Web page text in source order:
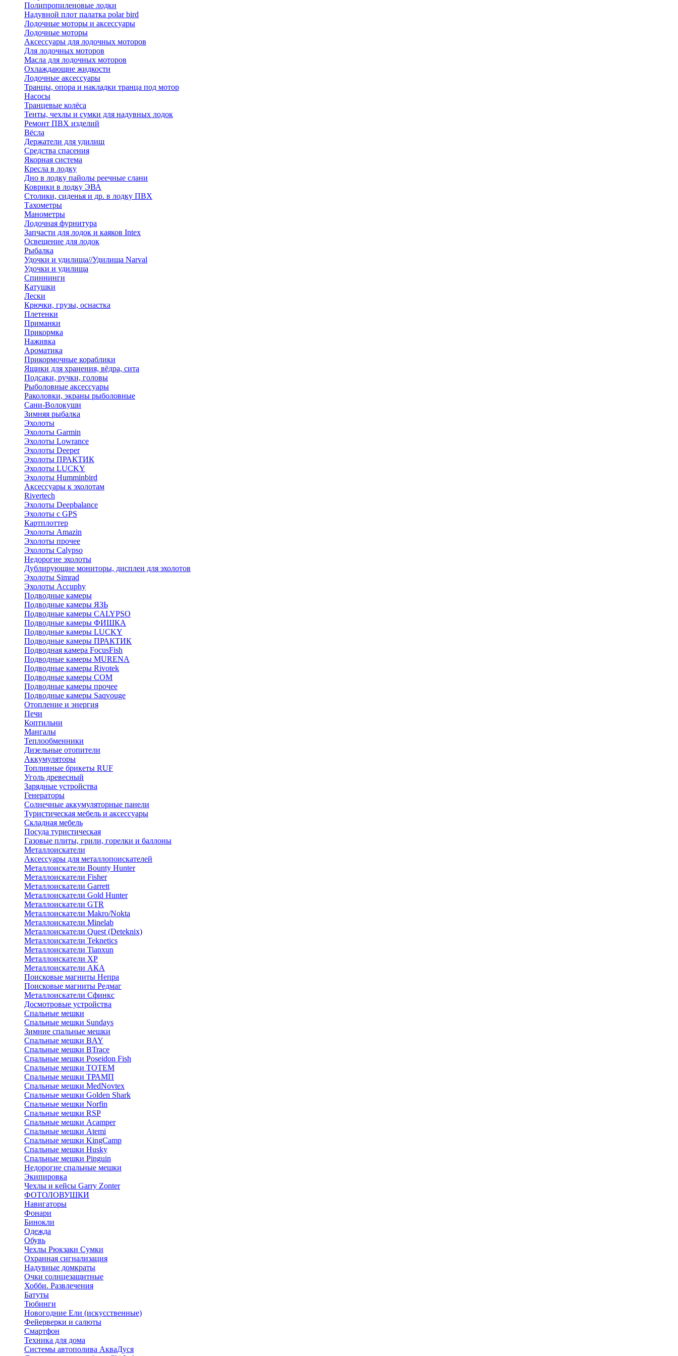
Полипропиленовые лодки
Надувной плот палатка polar bird
Лодочные моторы и аксессуары
Лодочные моторы
Аксессуары для лодочных моторов
Для лодочных моторов
Масла для лодочных моторов
Охлаждающие жидкости
Лодочные аксессуары
Транцы, опора и накладки транца под мотор
Насосы
Транцевые колёса
Тенты, чехлы и сумки для надувных лодок
Ремонт ПВХ изделий
Вёсла
Держатели для удилищ
Средства спасения
Якорная система
Кресла в лодку
Дно в лодку пайолы реечные слани
Коврики в лодку ЭВА
Столики, сиденья и др. в лодку ПВХ
Тахометры
Манометры
Лодочная фурнитура
Запчасти для лодок и каяков Intex
Освещение для лодок
Рыбалка
Удочки и удилища//Удилища Narval
Удочки и удилища
Спиннинги
Катушки
Лески
Крючки, грузы, оснастка
Плетенки
Приманки
Прикормка
Наживка
Ароматика
Прикормочные кораблики
Ящики для хранения, вёдра, сита
Подсаки, ручки, головы
Рыболовные аксессуары
Раколовки, экраны рыболовные
Сани-Волокуши
Зимняя рыбалка
Эхолоты
Эхолоты Garmin
Эхолоты Lowrance
Эхолоты Deeper
Эхолоты ПРАКТИК
Эхолоты LUCKY
Эхолоты Humminbird
Аксессуары к эхолотам
Rivertech
Эхолоты Deepbalance
Эхолоты с GPS
Картплоттер
Эхолоты Amazin
Эхолоты прочее
Эхолоты Calypso
Недорогие эхолоты
Дублирующие мониторы, дисплеи для эхолотов
Эхолоты Simrad
Эхолоты Accuphy
Подводные камеры
Подводные камеры ЯЗЬ
Подводные камеры CALYPSO
Подводные камеры ФИШКА
Подводные камеры LUCKY
Подводные камеры ПРАКТИК
Подводная камера FocusFish
Подводные камеры MURENA
Подводные камеры Rivotek
Подводные камеры СОМ
Подводные камеры прочее
Подводные камеры Saqvouge
Отопление и энергия
Печи
Коптильни
Мангалы
Теплообменники
Дизельные отопители
Аккумуляторы
Топливные брикеты RUF
Уголь древесный
Зарядные устройства
Генераторы
Солнечные аккумуляторные панели
Туристическая мебель и аксессуары
Складная мебель
Посуда туристическая
Газовые плиты, грили, горелки и баллоны
Металлоискатели
Аксессуары для металлопоискателей
Металлоискатели Bounty Hunter
Металлоискатели Fisher
Металлоискатели Garrett
Металлоискатели Gold Hunter
Металлоискатели GTR
Металлоискатели Makro/Nokta
Металлоискатели Minelab
Металлоискатели Quest (Deteknix)
Металлоискатели Teknetics
Металлоискатели Tianxun
Металлоискатели XP
Металлоискатели АКА
Поисковые магниты Непра
Поисковые магниты Редмаг
Металлоискатели Сфинкс
Досмотровые устройства
Спальные мешки
Спальные мешки Sundays
Зимние спальные мешки
Спальные мешки BAY
Спальные мешки BTrace
Спальные мешки Poseidon Fish
Спальные мешки ТОТЕМ
Спальные мешки ТРАМП
Cпальные мешки MedNovtex
Спальные мешки Golden Shark
Спальные мешки Norfin
Спальные мешки RSP
Спальные мешки Acamper
Спальные мешки Atemi
Спальные мешки KingCamp
Спальные мешки Husky
Спальные мешки Pinguin
Недорогие спальные мешки
Экипировка
Чехлы и кейсы Garry Zonter
ФОТОЛОВУШКИ
Навигаторы
Фонари
Бинокли
Одежда
Обувь
Чехлы Рюкзаки Сумки
Охранная сигнализация
Надувные домкраты
Очки солнцезащитные
Хобби. Развлечения
Батуты
Тюбинги
Новогодние Ели (искусственные)
Фейерверки и салюты
Смартфон
Техника для дома
Системы автополива АкваДуся